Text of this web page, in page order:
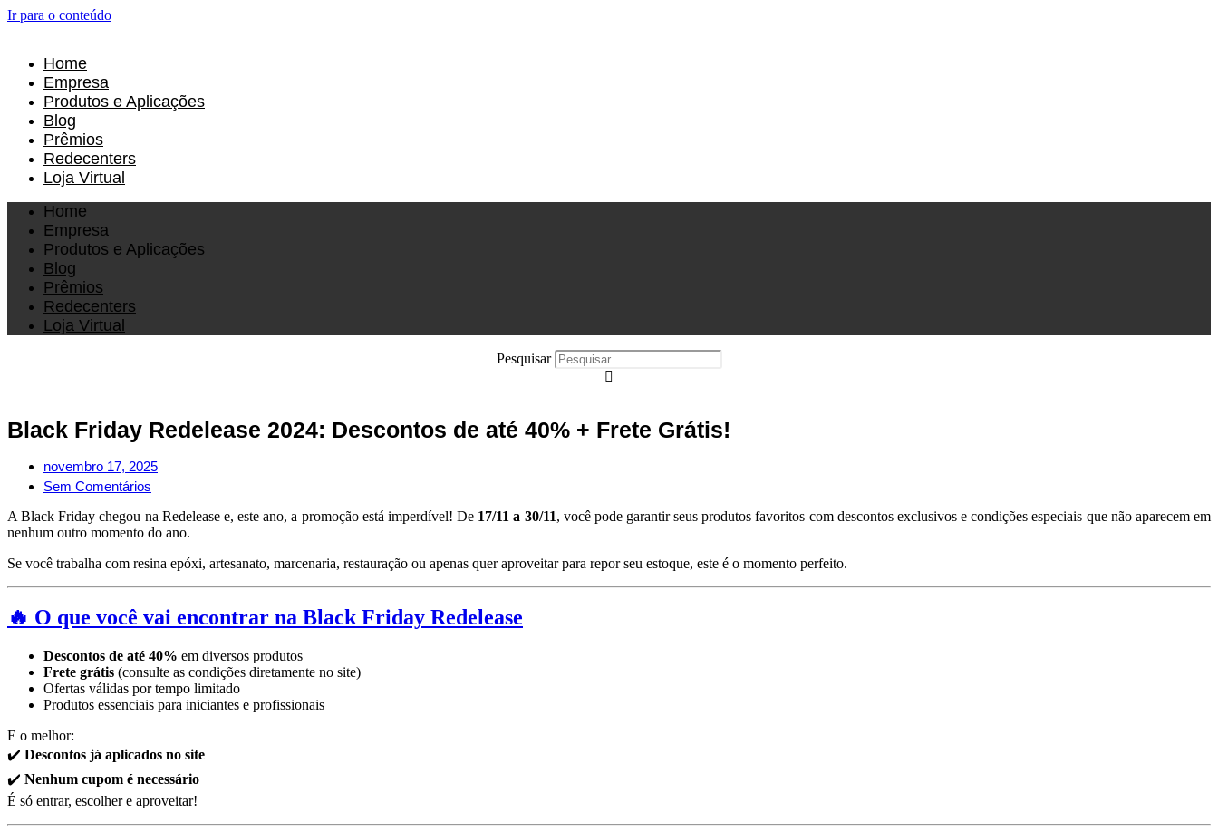
Ir para o conteúdo
Home
Empresa
Produtos e Aplicações
Blog
Prêmios
Redecenters
Loja Virtual
Home
Empresa
Produtos e Aplicações
Blog
Prêmios
Redecenters
Loja Virtual
Pesquisar
Black Friday Redelease 2024: Descontos de até 40% + Frete Grátis!
novembro 17, 2025
Sem Comentários
A Black Friday chegou na Redelease e, este ano, a promoção está imperdível! De 17/11 a 30/11, você pode garantir seus produtos favoritos com descontos exclusivos e condições especiais que não aparecem em
nenhum outro momento do ano.
Se você trabalha com resina epóxi, artesanato, marcenaria, restauração ou apenas quer aproveitar para repor seu estoque, este é o momento perfeito.
🔥 O que você vai encontrar na Black Friday Redelease
Descontos de até 40% em diversos produtos
Frete grátis (consulte as condições diretamente no site)
Ofertas válidas por tempo limitado
Produtos essenciais para iniciantes e profissionais
E o melhor:
✔️ Descontos já aplicados no site
✔️ Nenhum cupom é necessário
É só entrar, escolher e aproveitar!